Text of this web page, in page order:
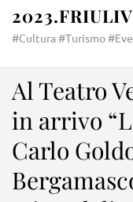
#Cultura #Turismo
Al Teatro
in arrivo
Carlo